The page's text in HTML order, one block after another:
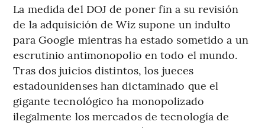
La medida del DOJ de poner fin a su revisión
de la adquisición de Wiz supone un indulto
para Google mientras ha estado sometido a un
escrutinio antimonopolio en todo el mundo.
Tras dos juicios distintos, los jueces
estadounidenses han dictaminado que el
gigante tecnológico ha monopolizado
ilegalmente los mercados de tecnología de